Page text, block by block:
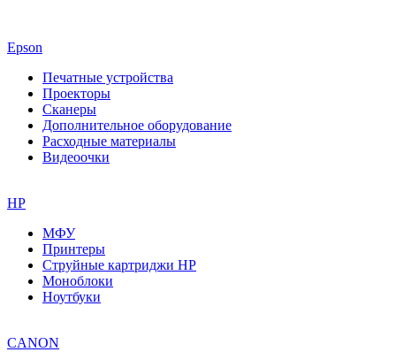
Epson
Печатные устройства
Проекторы
Сканеры
Дополнительное оборудование
Расходные материалы
Видеоочки
HP
МФУ
Принтеры
Струйные картриджи HP
Моноблоки
Ноутбуки
CANON